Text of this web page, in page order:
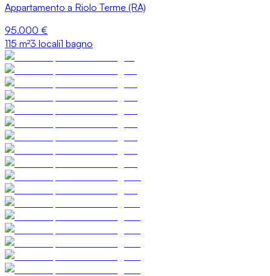
Appartamento a Riolo Terme (RA)
95.000 €
115 m²3 locali1 bagno